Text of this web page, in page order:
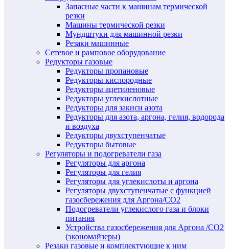
Запасные части к машинам термической
резки
Машины термической резки
Мундштуки для машинной резки
Резаки машинные
Сетевое и рамповое оборудование
Редукторы газовые
Редукторы пропановые
Редукторы кислородные
Редукторы ацетиленовые
Редукторы углекислотные
Редукторы для закиси азота
Редукторы для азота, аргона, гелия, водорода
и воздуха
Редукторы двухступенчатые
Редукторы бытовые
Регуляторы и подогреватели газа
Регуляторы для аргона
Регуляторы для гелия
Регуляторы для углекислоты и аргона
Регуляторы двухступенчатые c функцией
газосбережения для Аргона/СО2
Подогреватели углекислого газа и блоки
питания
Устройства газосбережения для Аргона /СО2
(экономайзеры)
Резаки газовые и комплектующие к ним